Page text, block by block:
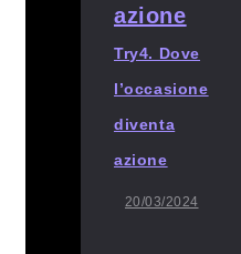
Try4. Dove
l’occasione
diventa
azione
20/03/2024